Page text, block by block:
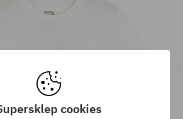
cookies